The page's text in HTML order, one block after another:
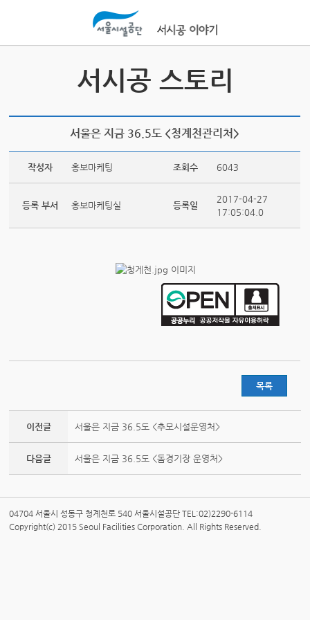
서시공 스토리
서울은 지금 36.5도 <청계천관리처>
작성자 홍보마케팅 조회수 6043
등록 부서 홍보마케팅실 등록일
2017-04-27
17:05:04.0
목록
이전글 서울은 지금 36.5도 <추모시설운영처>
다음글 서울은 지금 36.5도 <돔경기장 운영처>
04704 서울시 성동구 청계천로 540 서울시설공단 TEL:02)2290-6114
Copyright(c) 2015 Seoul Facilities Corporation. All Rights Reserved.